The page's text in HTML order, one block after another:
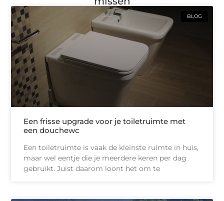
BLOG
Een frisse upgrade voor je toiletruimte met
een douchewc
Een toiletruimte is vaak de kleinste ruimte in huis,
maar wel eentje die je meerdere keren per dag
gebruikt. Juist daarom loont het om te